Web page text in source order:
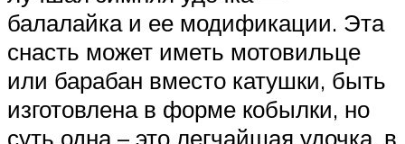
балалайка и ее модификации. Эта
снасть может иметь мотовильце
или барабан вместо катушки, быть
изготовлена в форме кобылки, но
суть одна – это легчайшая удочка, в